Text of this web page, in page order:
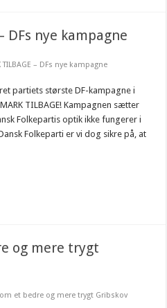
DFs nye kampagne
TILBAGE – DFs nye kampagne
partiets største DF-kampagne i
TILBAGE! Kampagnen sætter
Folkepartis optik ikke fungerer i
Folkeparti er vi dog sikre på, at
og mere trygt
et bedre og mere trygt Gribskov